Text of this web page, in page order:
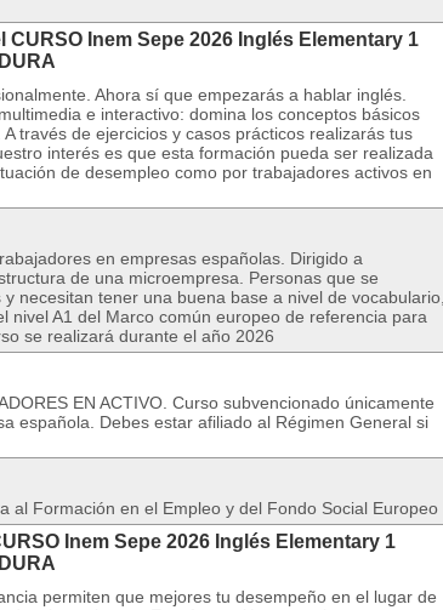
Inem Sepe 2026 Inglés Elementary 1
Ahora sí que empezarás a hablar inglés.
e interactivo: domina los conceptos básicos
través de ejercicios y casos prácticos realizarás tus
interés es que esta formación pueda ser realizada
de desempleo como por trabajadores activos en
en empresas españolas. Dirigido a
de una microempresa. Personas que se
necesitan tener una buena base a nivel de vocabulario,
nivel A1 del Marco común europeo de referencia para
se realizará durante el año 2026
EN ACTIVO. Curso subvencionado únicamente
española. Debes estar afiliado al Régimen General si
al Formación en el Empleo y del Fondo Social Europeo
Inem Sepe 2026 Inglés Elementary 1
permiten que mejores tu desempeño en el lugar de